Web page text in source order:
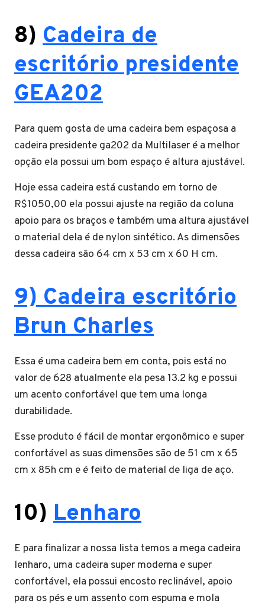
8) Cadeira de
escritório presidente
GEA202
Para quem gosta de uma cadeira bem espaçosa a
cadeira presidente ga202 da Multilaser é a melhor
opção ela possui um bom espaço é altura ajustável.
Hoje essa cadeira está custando em torno de
R$1050,00 ela possui ajuste na região da coluna
apoio para os braços e também uma altura ajustável
o material dela é de nylon sintético. As dimensões
dessa cadeira são 64 cm x 53 cm x 60 H cm.
9) Cadeira escritório
Brun Charles
Essa é uma cadeira bem em conta, pois está no
valor de 628 atualmente ela pesa 13.2 kg e possui
um acento confortável que tem uma longa
durabilidade.
Esse produto é fácil de montar ergonômico e super
confortável as suas dimensões são de 51 cm x 65
cm x 85h cm e é feito de material de liga de aço.
10) Lenharo
E para finalizar a nossa lista temos a mega cadeira
lenharo, uma cadeira super moderna e super
confortável, ela possui encosto reclinável, apoio
para os pés e um assento com espuma e mola